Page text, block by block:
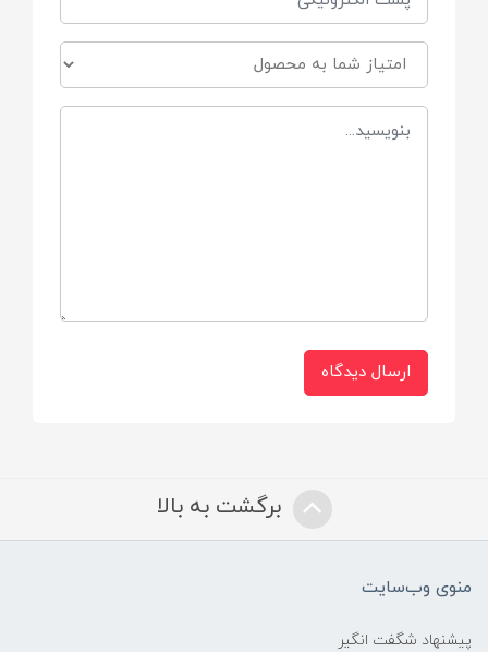
برند
جیای
ارسال دیدگاه
برگشت به بالا
منوی وب‌سایت
پیشنهاد شگفت انگیر